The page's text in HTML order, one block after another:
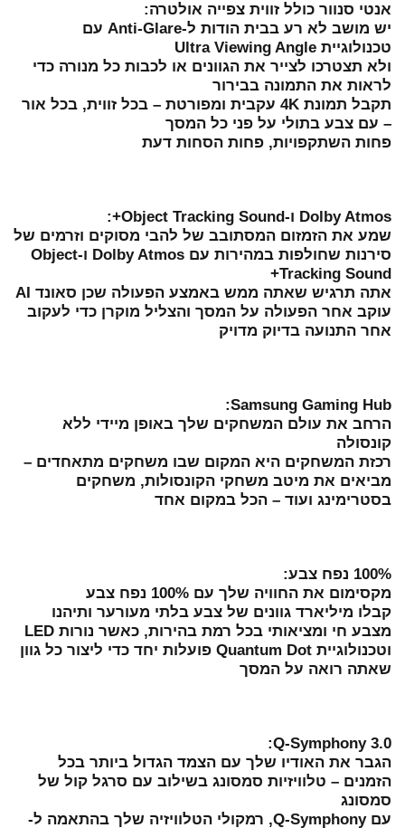
אנטי סנוור כולל זווית צפייה אולטרה:
יש מושב לא רע בבית הודות ל-Anti-Glare עם
טכנולוגיית Ultra Viewing Angle
ולא תצטרכו לצייר את הגוונים או לכבות כל מנורה כדי
לראות את התמונה בבירור
תקבל תמונת 4K עקבית ומפורטת – בכל זווית, בכל אור
– עם צבע בתולי על פני כל המסך
פחות השתקפויות, פחות הסחות דעת
Dolby Atmos ו-Object Tracking Sound+:
שמע את הזמזום המסתובב של להבי מסוקים וזרמים של
סירנות שחולפות במהירות עם Dolby Atmos ו-Object
Tracking Sound+
אתה תרגיש שאתה ממש באמצע הפעולה שכן סאונד AI
עוקב אחר הפעולה על המסך והצליל מוקרן כדי לעקוב
אחר התנועה בדיוק מדויק
Samsung Gaming Hub:
הרחב את עולם המשחקים שלך באופן מיידי ללא
קונסולה
רכזת המשחקים היא המקום שבו משחקים מתאחדים –
מביאים את מיטב משחקי הקונסולות, משחקים
בסטרימינג ועוד – הכל במקום אחד
100% נפח צבע:
מקסימום את החוויה שלך עם 100% נפח צבע
קבלו מיליארד גוונים של צבע בלתי מעורער ותיהנו
מצבע חי ומציאותי בכל רמת בהירות, כאשר נורות LED
וטכנולוגיית Quantum Dot פועלות יחד כדי ליצור כל גוון
שאתה רואה על המסך
Q-Symphony 3.0:
הגבר את האודיו שלך עם הצמד הגדול ביותר בכל
הזמנים – טלוויזיות סמסונג בשילוב עם סרגל קול של
סמסונג
עם Q-Symphony, רמקולי הטלוויזיה שלך בהתאמה ל-